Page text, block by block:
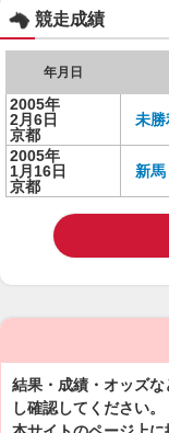
競走成績
年月日
2005年
2月6日
京都
未勝
2005年
1月16日
京都
新馬
結果・成績・オッズ
し確認してください。